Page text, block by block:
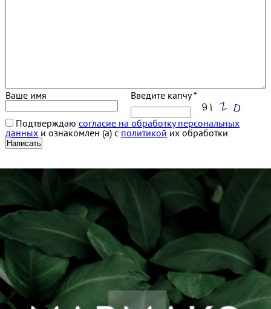
Ваше имя Введите капчу *
Подтверждаю согласие на обработку персональных
данныхи ознакомлен (а) с политикой их обработки